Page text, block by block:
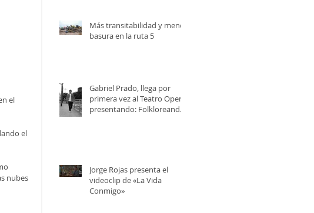
el
el
nubes
Más transitabilidad y menos
basura en la ruta 5
Gabriel Prado, llega por
primera vez al Teatro Opera,
presentando: Folkloreando
Jorge Rojas presenta el
videoclip de «La Vida
Conmigo»